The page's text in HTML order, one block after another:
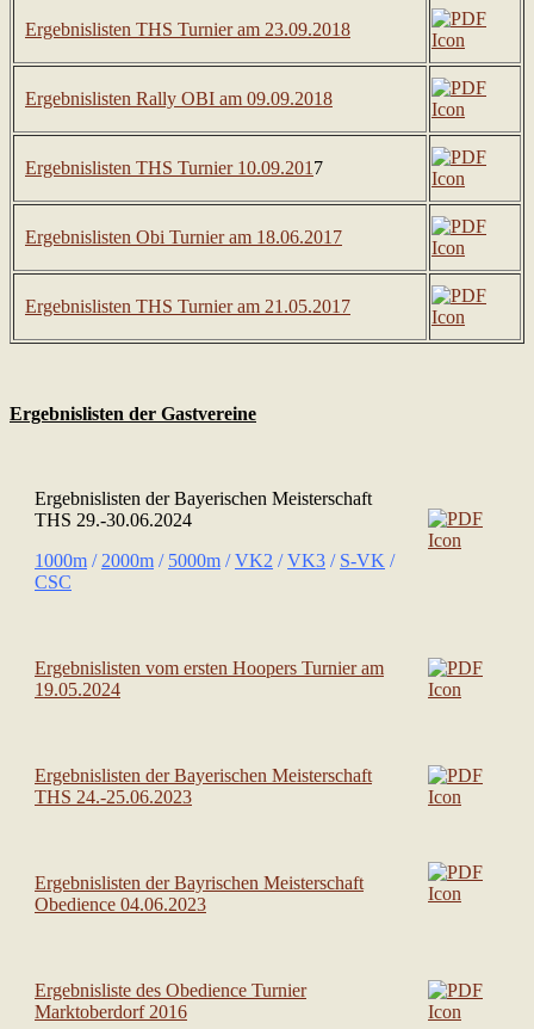
Ergebnislisten THS Turnier am 23.09.2018
Ergebnislisten Rally OBI am 09.09.2018
Ergebnislisten THS Turnier 10.09.201 7
Ergebnislisten Obi Turnier am 18.06.2017
Ergebnislisten THS Turnier am 21.05.2017
Ergebnislisten der Gastvereine
Ergebnislisten der Bayerischen Meisterschaft
THS 29.-30.06.2024
1000m / 2000m / 5000m /VK2 /VK3 / S-VK /
CSC
Ergebnislisten vom ersten Hoopers Turnier am
19.05.2024
Ergebnislisten der Bayerischen Meisterschaft
THS 24.-25.06.2023
Ergebnislisten der Bayrischen Meisterschaft
Obedience 04.06.2023
Ergebnisliste des Obedience Turnier
Marktoberdorf 2016